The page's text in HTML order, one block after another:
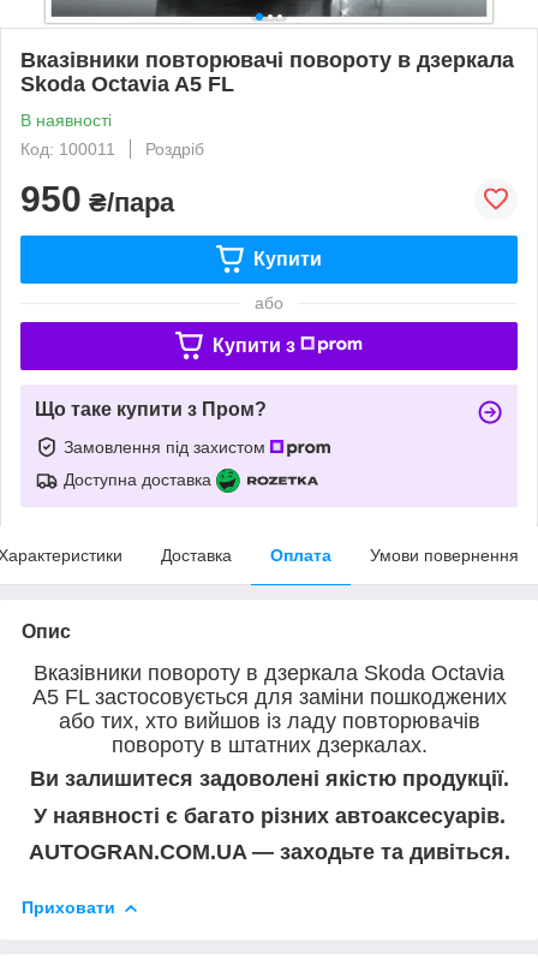
Вказівники повторювачі повороту в дзеркала
Skoda Octavia A5 FL
В наявності
Код: 100011
Роздріб
950 ₴/пара
Купити
або
Купити з
Що таке купити з Пром?
Замовлення під захистом
Доступна доставка
Доставка Оплата Умови повернення
Опис
Вказівники повороту в дзеркала Skoda Octavia
A5 FL застосовується для заміни пошкоджених
або тих, хто вийшов із ладу повторювачів
повороту в штатних дзеркалах.
Ви залишитеся задоволені якістю продукції.
У наявності є багато різних автоаксесуарів.
AUTOGRAN.COM.UA — заходьте та дивіться.
Приховати